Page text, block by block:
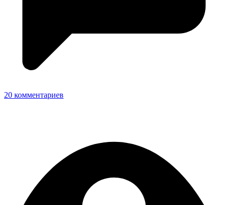
20 комментариев